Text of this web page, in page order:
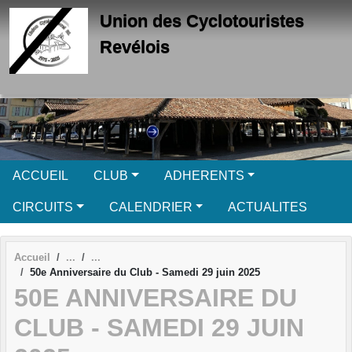
Union des Cyclotouristes
Revélois
ACCUEIL CLUB ADHERENTS
CIRCUITS CALENDRIER ACTUALITES
Accueil
50e Anniversaire du Club - Samedi 29 juin 2025
50E ANNIVERSAIRE DU
CLUB - SAMEDI 29 JUIN
Panneau de gestion des cookies